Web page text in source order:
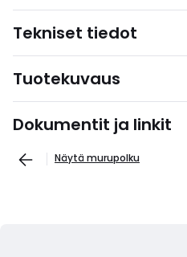
Tekniset tiedot
Tuotekuvaus
Dokumentit ja linkit
Näytä murupolku